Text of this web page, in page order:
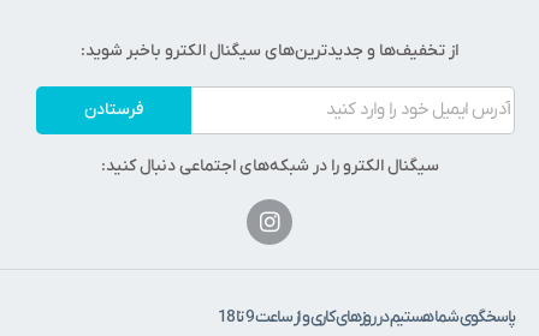
از تخفیف‌ها و جدیدترین‌های سیگنال الکترو باخبر شوید:
فرستادن
سیگنال الکترو را در شبکه‌های اجتماعی دنبال کنید:
پاسخگوی شما هستیم در روزهای کاری و از ساعت 9 تا 18